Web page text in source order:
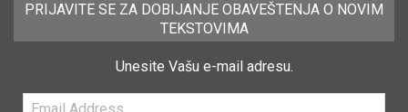
PRIJAVITE SE ZA DOBIJANJE OBAVEŠTENJA O NOVIM
TEKSTOVIMA
Unesite Vašu e-mail adresu.
Email